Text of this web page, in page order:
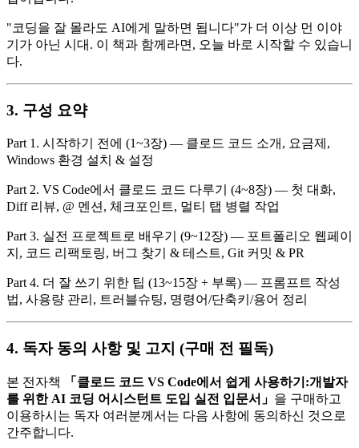
"코딩을 잘 몰라도 AI에게 말하면 됩니다"가 더 이상 먼 이야
기가 아닌 시대. 이 책과 함께라면, 오늘 바로 시작할 수 있습니
다.
3. 구성 요약
Part 1. 시작하기 전에 (1~3장) — 클로드 코드 소개, 요금제,
Windows 환경 설치 & 설정
Part 2. VS Code에서 클로드 코드 다루기 (4~8장) — 첫 대화,
Diff 리뷰, @ 멘션, 체크포인트, 멀티 탭 병렬 작업
Part 3. 실전 프로젝트로 배우기 (9~12장) — 포트폴리오 웹페이
지, 코드 리팩토링, 버그 찾기 & 테스트, Git 커밋 & PR
Part 4. 더 잘 쓰기 위한 팁 (13~15장 + 부록) — 프롬프트 작성
법, 사용량 관리, 트러블슈팅, 명령어/단축키/용어 정리
4. 독자 동의 사항 및 고지 (구매 전 필독)
본 전자책
「클로드 코드 VS Code에서 쉽게 사용하기:개발자
를 위한 AI 코딩 어시스턴트 도입 실전 입문서」 을 구매하고
이용하시는 독자 여러분께서는 다음 사항에 동의하신 것으로
간주합니다.